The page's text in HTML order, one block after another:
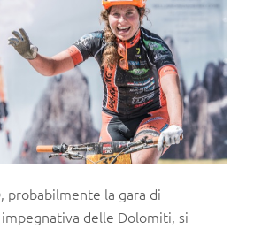
probabilmente la gara di
delle Dolomiti, si